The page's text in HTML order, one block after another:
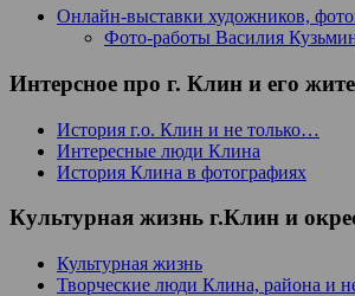
Онлайн-выставки художников,
Фото-работы Василия
Интерсное про г. Клин и его
История г.о. Клин и не только…
Интересные люди Клина
История Клина в фотографиях
Культурная жизнь г.Клин и
Культурная жизнь
Творческие люди Клина, района и